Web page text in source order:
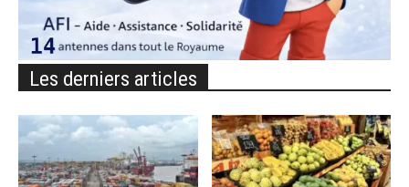
Les derniers articles